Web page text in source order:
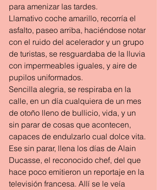
para amenizar las tardes.
Llamativo coche amarillo, recorría el
asfalto, paseo arriba, haciéndose notar
con el ruido del acelerador y un grupo
de turistas, se resguardaba de la lluvia
con impermeables iguales, y aire de
pupilos uniformados.
Sencilla alegria, se respiraba en la
calle, en un día cualquiera de un mes
de otoño lleno de bullicio, vida, y un
sin parar de cosas que acontecen,
capaces de endulzarlo cual dolce vita.
Ese sin parar, llena los días de Alain
Ducasse, el reconocido chef, del que
hace poco emitieron un reportaje en la
televisión francesa. Allí se le veía